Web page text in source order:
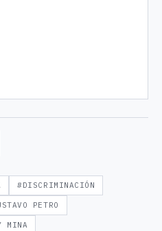
#DISCRIMINACIÓN
PETRO
MINA